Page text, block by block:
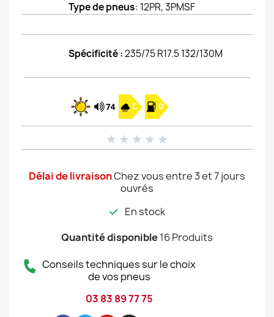
Type de pneus: 12PR, 3PMSF
Spécificité :235/75 R17.5 132/130M
★ ★ ★ ★ ★
Délai de livraisonChez vous entre 3 et 7 jours
ouvrés
En stock
Quantité disponible16 Produits
Conseils techniques sur le choix
de vos pneus
03 83 89 77 75